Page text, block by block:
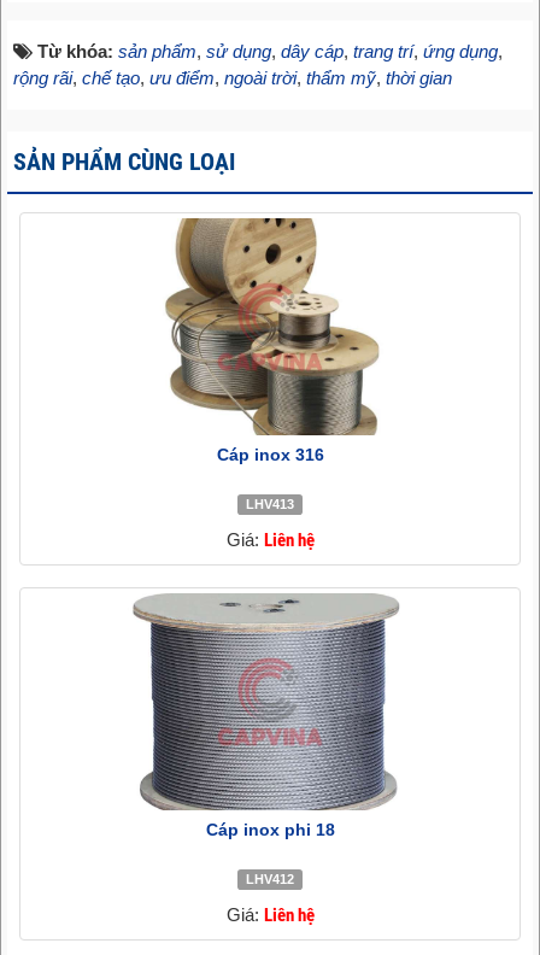
Từ khóa: sản phẩm, sử dụng, dây cáp, trang trí, ứng dụng,
rộng rãi, chế tạo, ưu điểm, ngoài trời, thẩm mỹ, thời gian
SẢN PHẨM CÙNG LOẠI
Cáp inox 316
LHV413
Giá: Liên hệ
Cáp inox phi 18
LHV412
Giá: Liên hệ